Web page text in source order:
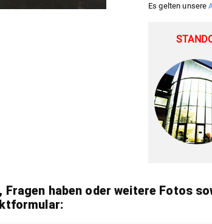
Es gelten unsere
Fragen haben oder weitere Fotos